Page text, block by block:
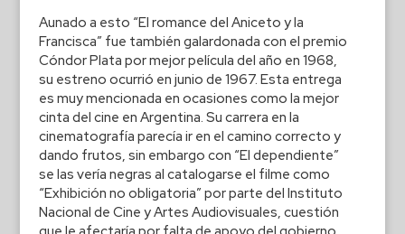
Aunado a esto “El romance del Aniceto y la
Francisca” fue también galardonada con el premio
Cóndor Plata por mejor película del año en 1968,
su estreno ocurrió en junio de 1967. Esta entrega
es muy mencionada en ocasiones como la mejor
cinta del cine en Argentina. Su carrera en la
cinematografía parecía ir en el camino correcto y
dando frutos, sin embargo con “El dependiente”
se las vería negras al catalogarse el filme como
“Exhibición no obligatoria” por parte del Instituto
Nacional de Cine y Artes Audiovisuales, cuestión